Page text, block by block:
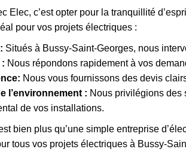
Elec, c’est opter pour la tranquillité
pour vos projets électriques :
Situés à Bussy-Saint-Georges, nous
Nous répondons rapidement à vos
Nous vous fournissons des devis
l’environnement : Nous privilégions des
de vos installations.
bien plus qu’une simple entreprise
tous vos projets électriques à Bussy-